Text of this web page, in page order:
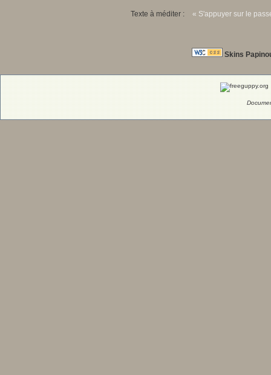
Texte à méditer : « S'appuyer sur le
Skins